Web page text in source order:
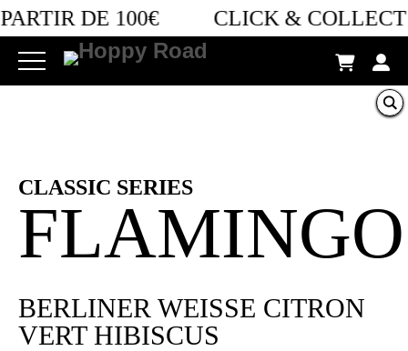
DE 100€ CLICK & COLLECT
CLASSIC SERIES
FLAMINGO
BERLINER WEISSE CITRON
VERT HIBISCUS